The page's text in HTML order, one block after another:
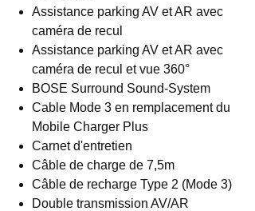
Assistance parking AV et AR avec
caméra de recul
Assistance parking AV et AR avec
caméra de recul et vue 360°
BOSE Surround Sound-System
Cable Mode 3 en remplacement du
Mobile Charger Plus
Carnet d'entretien
Câble de charge de 7,5m
Câble de recharge Type 2 (Mode 3)
Double transmission AV/AR